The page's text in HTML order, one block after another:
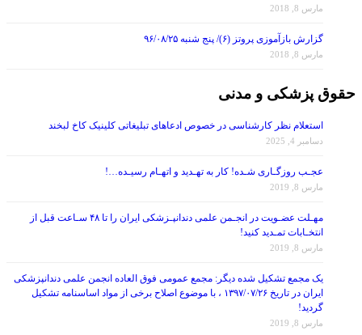
مارس 8, 2018
گزارش بازآموزی پروتز (۶)/ پنج شنبه ۹۶/۰۸/۲۵
مارس 8, 2018
حقوق پزشکی و مدنی
استعلام نظر کارشناسی در خصوص ادعاهای تبلیغاتی کلینیک کاخ لبخند
دسامبر 4, 2025
عجـب روزگـاری شـده! کار به تهـدید و اتهـام رسیـده…!
مارس 8, 2019
مهـلت عضـویت در انجـمن علمی دندانپـزشکی ایران را تا ۴۸ سـاعت قبل از
انتخـابات تمـدید کنید!
مارس 8, 2019
یک مجمع تشکیل شده دیگر: مجمع عمومی فوق العاده انجمن علمی دندانپزشکی
ایران در تاریخ ۱۳۹۷/۰۷/۲۶ ، با موضوع اصلاح برخی از مواد اساسنامه تشکیل
گردید!
مارس 8, 2019